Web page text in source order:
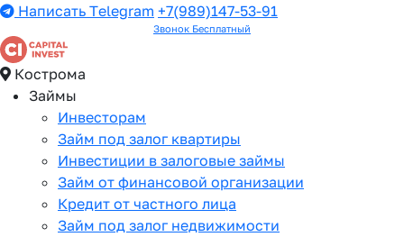
Написать Telegram +7(989)147-53-91
Звонок Бесплатный
Кострома
Займы
Инвесторам
Займ под залог квартиры
Инвестиции в залоговые займы
Займ от финансовой организации
Кредит от частного лица
Займ под залог недвижимости